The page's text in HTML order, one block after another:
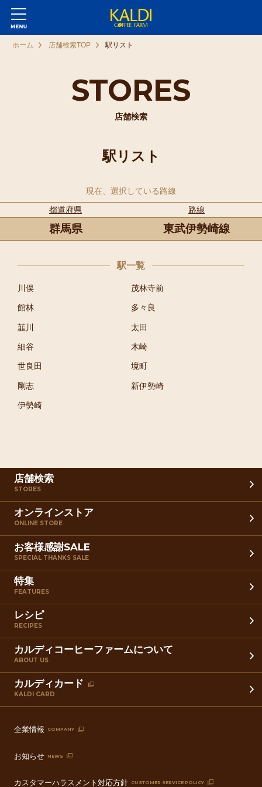
STORES
店舗検索
ホーム 店舗検索TOP 駅リスト
駅リスト
現在、選択している路線
都道府県
路線
群馬県 東武伊勢崎線
駅一覧
川俣 茂林寺前
館林 多々良
韮川 太田
細谷 木崎
世良田 境町
剛志 新伊勢崎
伊勢崎
店舗検索
STORES
オンラインストア
ONLINE STORE
お客様感謝SALE
SPECIAL THANKS SALE
特集
FEATURES
レシピ
RECIPES
カルディコーヒーファームについて
ABOUT US
カルディカード
KALDI CARD
企業情報 COMPANY
お知らせ NEWS
カスタマーハラスメント対応方針 CUSTOMER SERVICE POLICY